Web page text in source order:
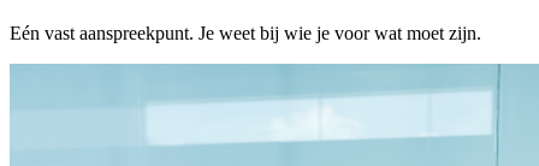
Eén vast aanspreekpunt. Je weet bij wie je voor wat moet zijn.